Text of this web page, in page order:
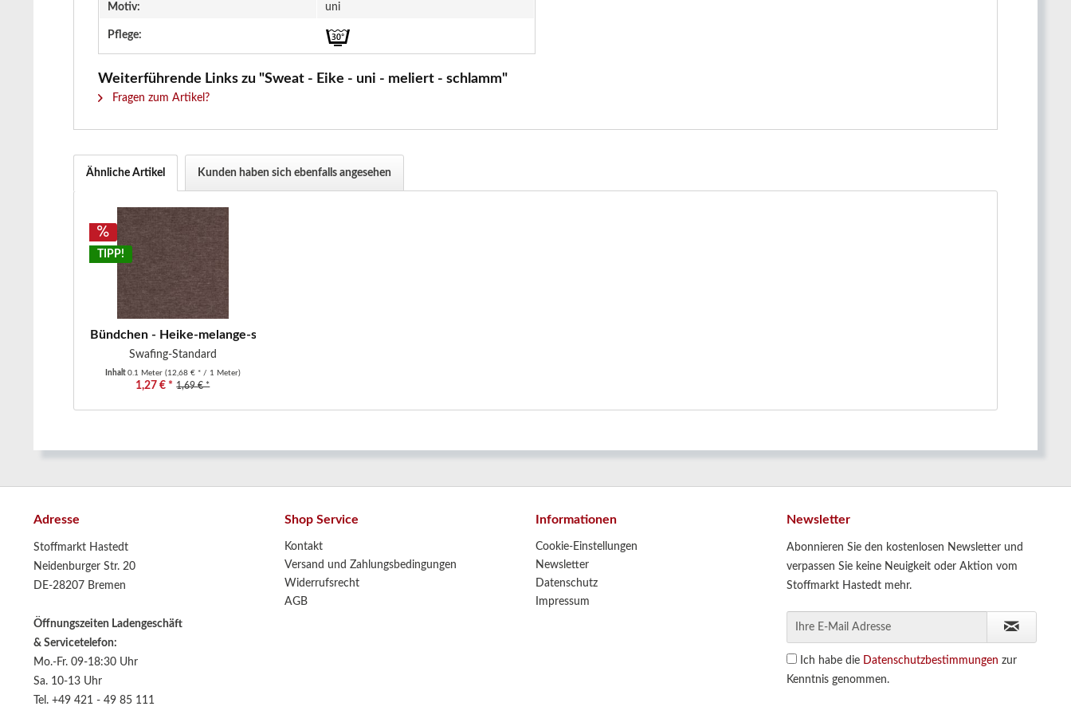
Motiv:
uni
Pflege:
Weiterführende Links zu "Sweat - Eike - uni - meliert - schlamm"
Fragen zum Artikel?
Ähnliche Artikel Kunden haben sich ebenfalls angesehen
TIPP!
Bündchen - Heike-melange-schlamm
Swafing-Standard
Inhalt 0.1 Meter (12,68 € * / 1 Meter)
1,27 € * 1,69 € *
Adresse
Stoffmarkt Hastedt
Neidenburger Str. 20
DE-28207 Bremen
Öffnungszeiten Ladengeschäft
& Servicetelefon:
Mo.-Fr. 09-18:30 Uhr
Sa. 10-13 Uhr
Tel. +49 421 - 49 85 111
Shop Service
Kontakt
Versand und Zahlungsbedingungen
Widerrufsrecht
AGB
Informationen
Cookie-Einstellungen
Newsletter
Datenschutz
Impressum
Newsletter
Abonnieren Sie den kostenlosen Newsletter und
verpassen Sie keine Neuigkeit oder Aktion vom
Stoffmarkt Hastedt mehr.
Ich habe die Datenschutzbestimmungen zur
Kenntnis genommen.